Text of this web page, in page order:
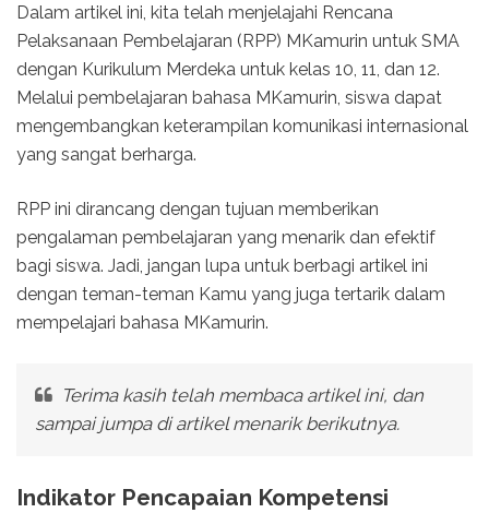
Dalam artikel ini, kita telah menjelajahi Rencana
Pelaksanaan Pembelajaran (RPP) MKamurin untuk SMA
dengan Kurikulum Merdeka untuk kelas 10, 11, dan 12.
Melalui pembelajaran bahasa MKamurin, siswa dapat
mengembangkan keterampilan komunikasi internasional
yang sangat berharga.
RPP ini dirancang dengan tujuan memberikan
pengalaman pembelajaran yang menarik dan efektif
bagi siswa. Jadi, jangan lupa untuk berbagi artikel ini
dengan teman-teman Kamu yang juga tertarik dalam
mempelajari bahasa MKamurin.
Terima kasih telah membaca artikel ini, dan
sampai jumpa di artikel menarik berikutnya.
Indikator Pencapaian Kompetensi